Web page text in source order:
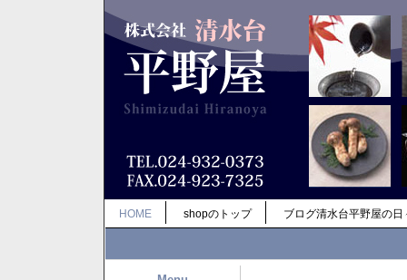
HOME shopのトップ ブログ清水台平野屋の日